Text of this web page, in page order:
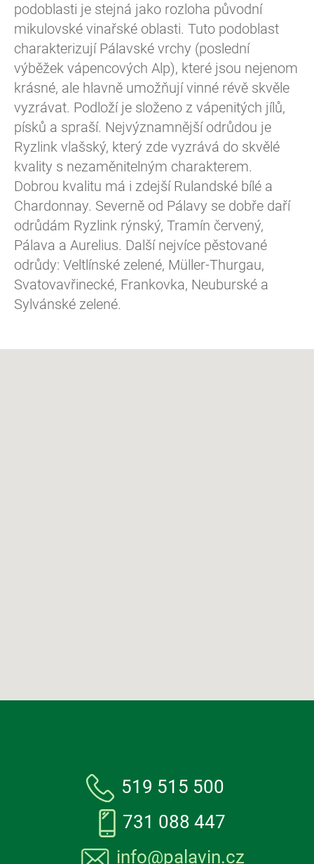
podoblasti je stejná jako rozloha původní
mikulovské vinařské oblasti. Tuto podoblast
charakterizují Pálavské vrchy (poslední
výběžek vápencových Alp), které jsou nejenom
krásné, ale hlavně umožňují vinné révě skvěle
vyzrávat. Podloží je složeno z vápenitých jílů,
písků a spraší. Nejvýznamnější odrůdou je
Ryzlink vlašský, který zde vyzrává do skvělé
kvality s nezaměnitelným charakterem.
Dobrou kvalitu má i zdejší Rulandské bílé a
Chardonnay. Severně od Pálavy se dobře daří
odrůdám Ryzlink rýnský, Tramín červený,
Pálava a Aurelius. Další nejvíce pěstované
odrůdy: Veltlínské zelené, Müller-Thurgau,
Svatovavřinecké, Frankovka, Neuburské a
Sylvánské zelené.
519 515 500
731 088 447
info@palavin.cz